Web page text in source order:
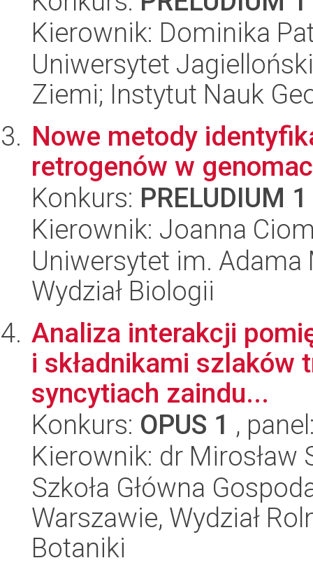
Kierownik: Dominika
Uniwersytet
Ziemi; Instytut Nauk
Nowe metody
retrogenów w
Konkurs: PRELUDIUM 1
Kierownik: Joanna
Uniwersytet im.
Wydział Biologii
Analiza interakcji
i składnikami szlaków
syncytiach zaindu...
Konkurs: OPUS 1 ,
Kierownik: dr Mirosław
Szkoła Główna
Warszawie, Wydział
Botaniki